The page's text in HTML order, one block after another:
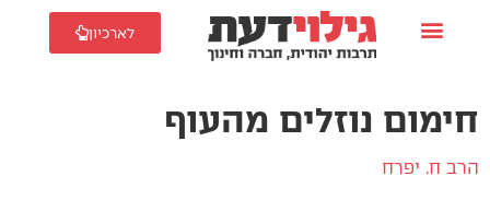
לארכיון
חימום נוזלים מהעוף
הרב ח. יפרח